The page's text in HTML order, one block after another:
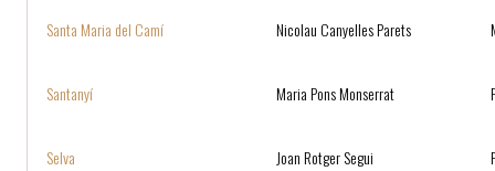
Santa Maria del Camí Nicolau Canyelles Parets
Santanyí Maria Pons Monserrat
Selva Joan Rotger Segui